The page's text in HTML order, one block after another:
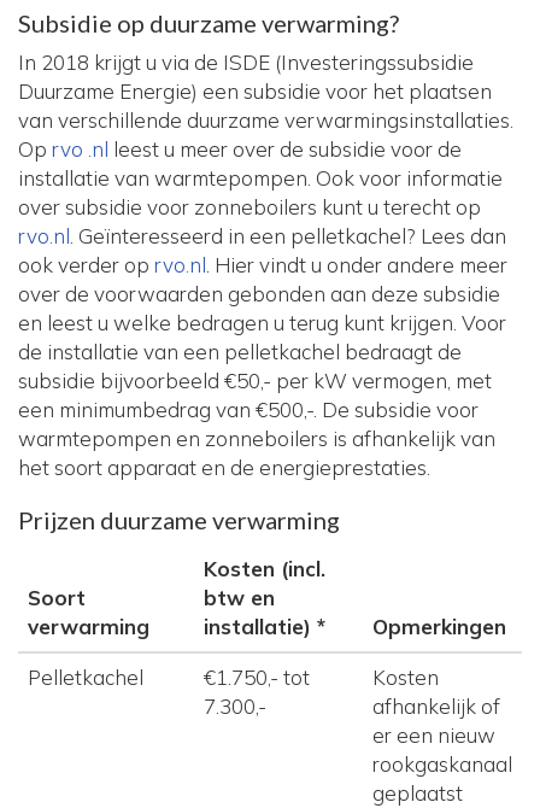
Subsidie op duurzame verwarming?
In 2018 krijgt u via de ISDE (Investeringssubsidie
Duurzame Energie) een subsidie voor het plaatsen
van verschillende duurzame verwarmingsinstallaties.
Op rvo .nl leest u meer over de subsidie voor de
installatie van warmtepompen. Ook voor informatie
over subsidie voor zonneboilers kunt u terecht op
rvo.nl. Geïnteresseerd in een pelletkachel? Lees dan
ook verder op rvo.nl. Hier vindt u onder andere meer
over de voorwaarden gebonden aan deze subsidie
en leest u welke bedragen u terug kunt krijgen. Voor
de installatie van een pelletkachel bedraagt de
subsidie bijvoorbeeld €50,- per kW vermogen, met
een minimumbedrag van €500,-. De subsidie voor
warmtepompen en zonneboilers is afhankelijk van
het soort apparaat en de energieprestaties.
Prijzen duurzame verwarming
Soort
verwarming
Kosten (incl.
btw en
installatie) *
Opmerkingen
Pelletkachel
€1.750,- tot
7.300,-
Kosten
afhankelijk of
er een nieuw
rookgaskanaal
geplaatst